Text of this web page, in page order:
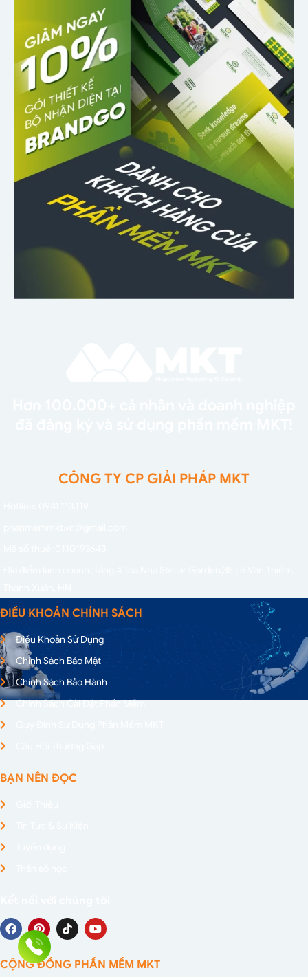
CÔNG TY CP GIẢI PHÁP MKT
ĐIỀU KHOẢN CHÍNH SÁCH
Điều Khoản Sử Dụng
Chính Sách Bảo Mật
Chính Sách Bảo Hành
Chính Sách Cài Đặt Phần Mềm
BẠN NÊN ĐỌC
CỘNG ĐỒNG PHẦN MỀM MKT